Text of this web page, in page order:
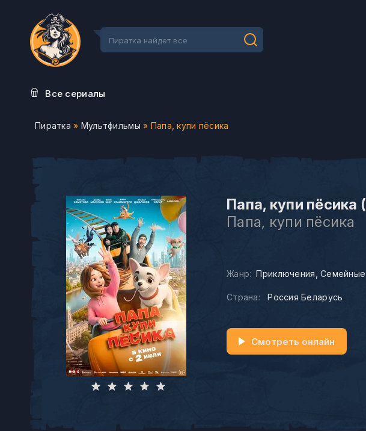
Все сериалы
Пиратка » Мультфильмы » Папа, купи пёсика
Папа, купи пёсика
Папа, купи пёсика
Жанр: Приключения Семейные
Страна: Россия Беларусь
Смотреть онлайн